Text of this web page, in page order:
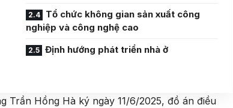
Tổ chức không gian sản xuất công
nghiệp và công nghệ cao
Định hướng phát triển nhà ở
Trần Hồng Hà ký ngày 11/6/2025, đồ án điều